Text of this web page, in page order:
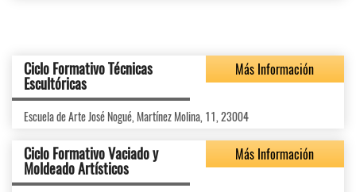
Ciclo Formativo Técnicas
Escultóricas
Más Información
Escuela de Arte José Nogué, Martínez Molina, 11, 23004
Ciclo Formativo Vaciado y
Moldeado Artísticos
Más Información